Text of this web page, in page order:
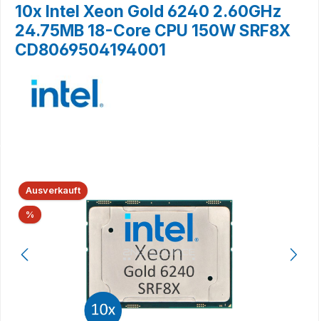
10x Intel Xeon Gold 6240 2.60GHz
24.75MB 18-Core CPU 150W SRF8X
CD8069504194001
Bildergalerie überspringen
Ausverkauft
% Rabatt